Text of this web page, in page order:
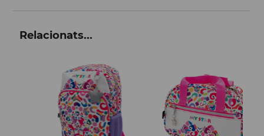
Relacionats...